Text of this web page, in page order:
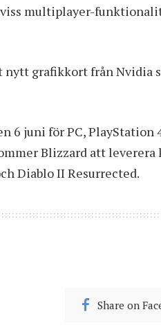
multiplayer-
grafikkort från Nvidia
6 juni för PC, PlayStation
Blizzard att
Diablo II Resurrected.
Share on